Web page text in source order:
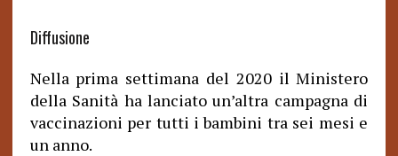
Diffusione
Nella prima settimana del 2020 il Ministero
della Sanità ha lanciato un’altra campagna di
vaccinazioni per tutti i bambini tra sei mesi e
un anno.